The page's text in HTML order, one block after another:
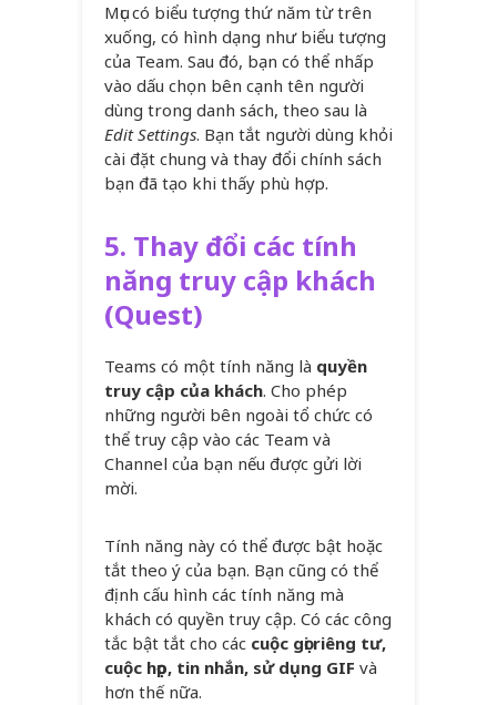
Mục có biểu tượng thứ năm từ trên
xuống, có hình dạng như biểu tượng
của Team. Sau đó, bạn có thể nhấp
vào dấu chọn bên cạnh tên người
dùng trong danh sách, theo sau là
Edit Settings. Bạn tắt người dùng khỏi
cài đặt chung và thay đổi chính sách
bạn đã tạo khi thấy phù hợp.
5. Thay đổi các tính
năng truy cập khách
(Quest)
Teams có một tính năng là quyền
truy cập của khách. Cho phép
những người bên ngoài tổ chức có
thể truy cập vào các Team và
Channel của bạn nếu được gửi lời
mời.
Tính năng này có thể được bật hoặc
tắt theo ý của bạn. Bạn cũng có thể
định cấu hình các tính năng mà
khách có quyền truy cập. Có các công
tắc bật tắt cho các cuộc gọi riêng tư,
cuộc họp, tin nhắn, sử dụng GIF và
hơn thế nữa.